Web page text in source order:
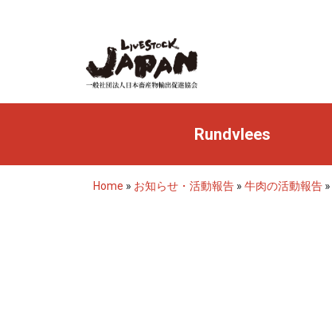
Rundvlees
Home » お知らせ・活動報告 » 牛肉の活動報告 »